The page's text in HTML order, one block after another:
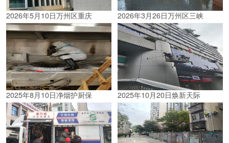
2026年5月10日万州区重庆 2026年3月26日万州区三峡
2025年8月10日净烟护厨保 2025年10月20日焕新天际